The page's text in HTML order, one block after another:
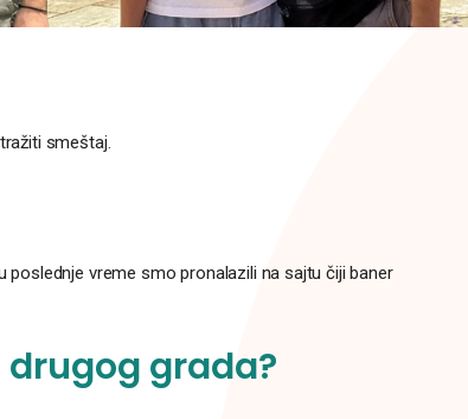
smeštaj.
vreme smo pronalazili na sajtu čiji baner
drugog grada?